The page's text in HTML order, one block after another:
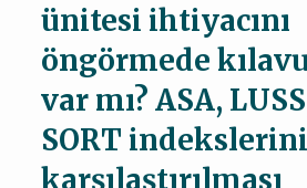
ünitesi ihtiyacını
öngörmede
var mı? ASA,
SORT
karşılaştırılması